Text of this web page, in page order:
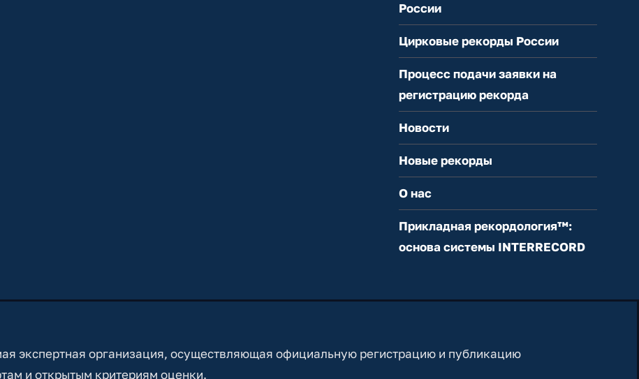
России
Цирковые рекорды России
Процесс подачи заявки на
регистрацию рекорда
Новости
Новые рекорды
О нас
Прикладная рекордология™:
основа системы INTERRECORD
экспертная организация, осуществляющая официальную регистрацию и публикацию
и открытым критериям оценки.